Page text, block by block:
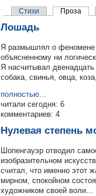
Стихи Проза
Лошадь
Я размышлял о феномене
объясненному ни
Я насчитывал
собака, свинья, овца,
полностью...
читали сегодня: 6
комментариев: 4
Нулевая степень
Шопенгауэр отводил
изобразительном
считал, что именно этот
мирном, спокойном
художником своей воли...